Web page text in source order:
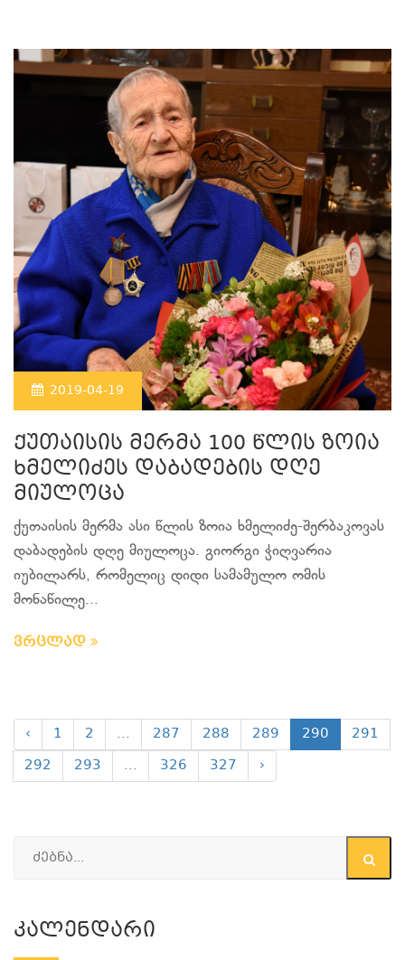
2019-04-19
ქუთაისის მერმა 100 წლის ზოია
ხმელიძეს დაბადების დღე
მიულოცა
ქუთაისის მერმა ასი წლის ზოია ხმელიძე-შერბაკოვას
დაბადების დღე მიულოცა. გიორგი ჭიღვარია
იუბილარს, რომელიც დიდი სამამულო ომის
მონაწილე...
ვრცლად
‹ 1 2 ... 287 288 289 290
291
292
293 ... 326 327 ›
Კალენდარი